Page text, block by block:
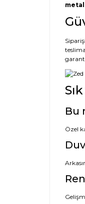
Bu
Özel